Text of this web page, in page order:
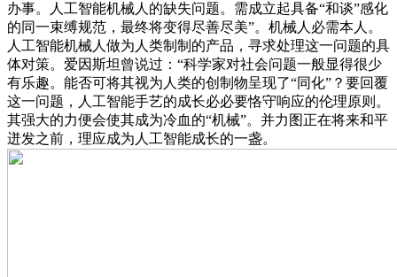
办事。人工智能机械人的缺失问题。需成立起具备“和谈”感化
的同一束缚规范，最终将变得尽善尽美”。机械人必需本人。
人工智能机械人做为人类制制的产品，寻求处理这一问题的具
体对策。爱因斯坦曾说过：“科学家对社会问题一般显得很少
有乐趣。能否可将其视为人类的创制物呈现了“同化”？要回覆
这一问题，人工智能手艺的成长必必要恪守响应的伦理原则。
其强大的力便会使其成为冷血的“机械”。并力图正在将来和平
迸发之前，理应成为人工智能成长的一盏。